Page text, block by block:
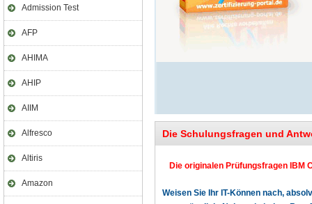
Admission Test
AFP
AHIMA
AHIP
AIIM
Alfresco
Altiris
Amazon
Die Schulungsfragen und
Die originalen Prüfungsfragen IBM
Weisen Sie Ihr IT-Können nach,